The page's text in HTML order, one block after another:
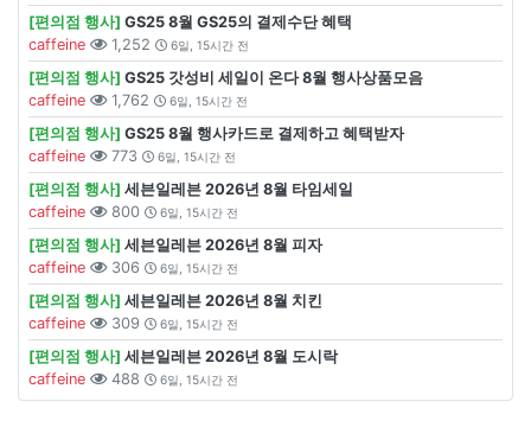
[편의점 행사] GS25 8월 GS25의 결제수단 혜택
caffeine
1,252 6일, 15시간 전
[편의점 행사] GS25 갓성비 세일이 온다 8월 행사상품모음
caffeine
1,762 6일, 15시간 전
[편의점 행사] GS25 8월 행사카드로 결제하고 혜택받자
caffeine
773 6일, 15시간 전
[편의점 행사] 세븐일레븐 2026년 8월 타임세일
caffeine
800 6일, 15시간 전
[편의점 행사] 세븐일레븐 2026년 8월 피자
caffeine
306 6일, 15시간 전
[편의점 행사] 세븐일레븐 2026년 8월 치킨
caffeine
309 6일, 15시간 전
[편의점 행사] 세븐일레븐 2026년 8월 도시락
caffeine
488 6일, 15시간 전